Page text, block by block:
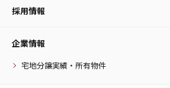
採用情報
企業情報
宅地分譲実績・所有物件